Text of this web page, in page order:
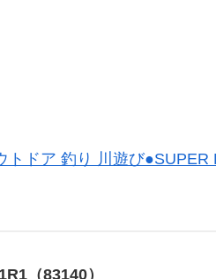
トドア 釣り 川遊び
（83140）